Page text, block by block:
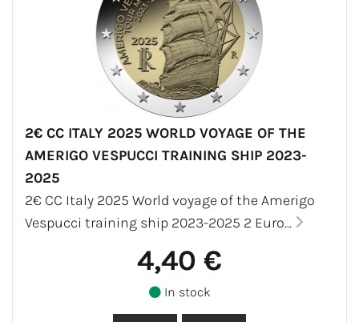
2€ CC ITALY 2025 WORLD VOYAGE OF THE
AMERIGO VESPUCCI TRAINING SHIP 2023-
2025
2€ CC Italy 2025 World voyage of the Amerigo
Vespucci training ship 2023-2025 2 Euro...
4,40 €
In stock